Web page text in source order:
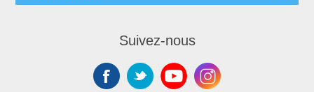
Suivez-nous